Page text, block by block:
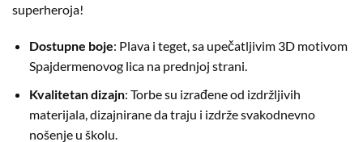
superheroja!
Dostupne boje: Plava i teget, sa upečatljivim 3D motivom
Spajdermenovog lica na prednjoj strani.
Kvalitetan dizajn: Torbe su izrađene od izdržljivih
materijala, dizajnirane da traju i izdrže svakodnevno
nošenje u školu.